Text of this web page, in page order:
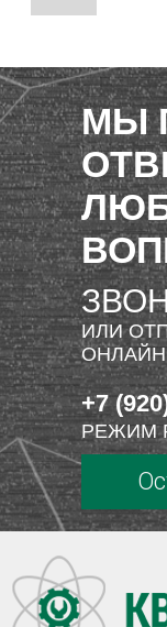
МЫ
ИЛИ
ОНЛАЙН
+7
РЕЖИМ